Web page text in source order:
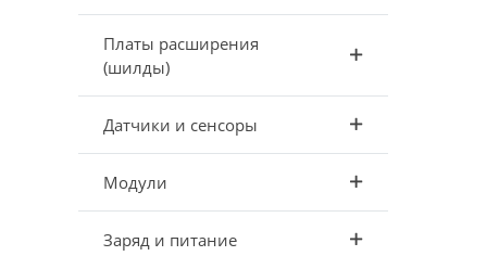
Платы расширения
(шилды)
Датчики и сенсоры
Модули
Заряд и питание